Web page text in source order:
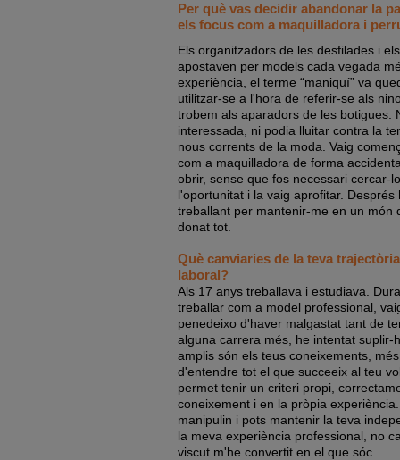
Per què vas decidir abandonar la
els focus com a maquilladora i
Els organitzadors de les desfilades i
apostaven per models cada vegada
experiència, el terme “maniquí” va
utilitzar-se a l'hora de referir-se als
trobem als aparadors de les botigues.
interessada, ni podia lluitar contra la
nous corrents de la moda. Vaig
com a maquilladora de forma
obrir, sense que fos necessari cercar-
l'oportunitat i la vaig aprofitar. Després
treballant per mantenir-me en un món
donat tot.
Què canviaries de la teva
laboral?
Als 17 anys treballava i estudiava.
treballar com a model professional,
penedeixo d'haver malgastat tant de
alguna carrera més, he intentat suplir-
amplis són els teus coneixements,
d'entendre tot el que succeeix al teu
permet tenir un criteri propi,
coneixement i en la pròpia
manipulin i pots mantenir la teva
la meva experiència professional, no
viscut m'he convertit en el que sóc.